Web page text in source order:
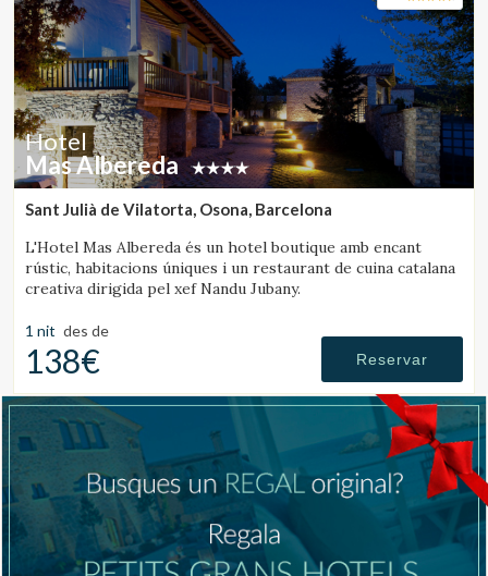
CA ES
Hotel
Mas Albereda
Sant Julià de Vilatorta, Osona, Barcelona
L'Hotel Mas Albereda és un hotel boutique amb encant
rústic, habitacions úniques i un restaurant de cuina catalana
creativa dirigida pel xef Nandu Jubany.
1 nit des de
138€ Reservar